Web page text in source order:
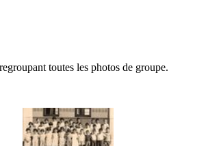
toutes les photos de groupe.